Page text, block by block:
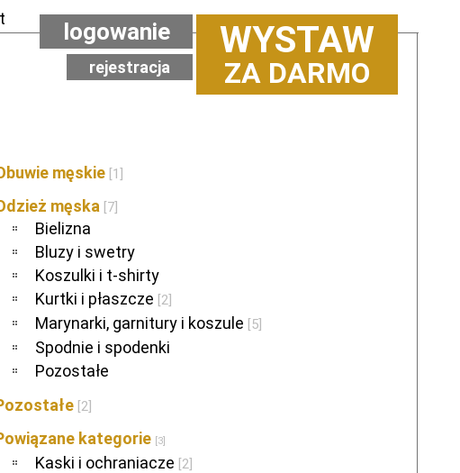
WYSTAW
ZA DARMO
logowanie
rejestracja
męskie [1]
męska [7]
Bielizna
Bluzy i swetry
Koszulki i t-shirty
Kurtki i płaszcze [2]
Marynarki, garnitury i koszule [5]
Spodnie i spodenki
Pozostałe
[2]
kategorie [3]
Kaski i ochraniacze [2]